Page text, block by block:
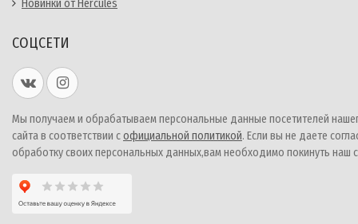
Новинки от Hercules
СОЦСЕТИ
Мы получаем и обрабатываем персональные данные посетителей
сайта в соответствии софициальной политикой. Если вы не даете
обработку своих персональных данных,вам необходимо покинуть наш